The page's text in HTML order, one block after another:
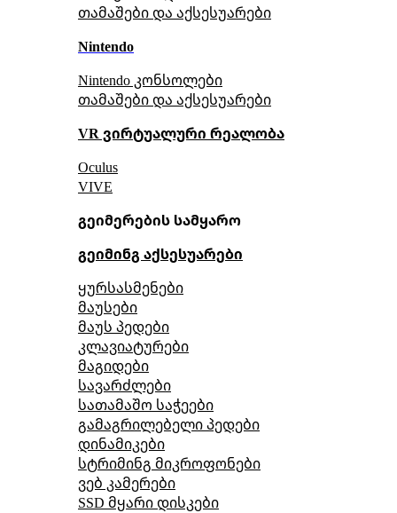
თამაშები და აქსესუარები
Nintendo
Nintendo კონსოლები
თამაშები და აქსესუარები
VR ვირტუალური რეალობა
Oculus
VIVE
გეიმერების სამყარო
გეიმინგ აქსესუარები
ყურსასმენები
მაუსები
მაუს პედები
კლავიატურები
მაგიდები
სავარძლები
სათამაშო საჭეები
გამაგრილებელი პედები
დინამიკები
სტრიმინგ მიკროფონები
ვებ კამერები
SSD მყარი დისკები